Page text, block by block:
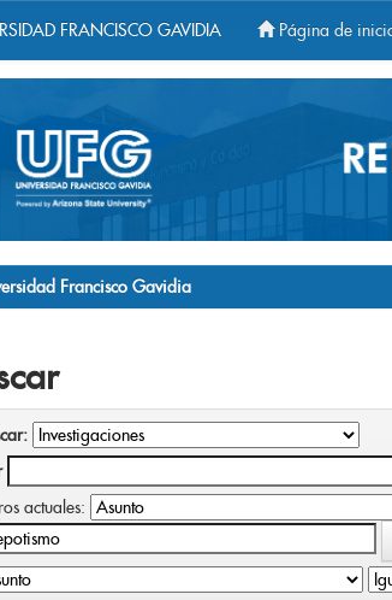
FRANCISCO GAVIDIA Página de
Francisco Gavidia
actuales: